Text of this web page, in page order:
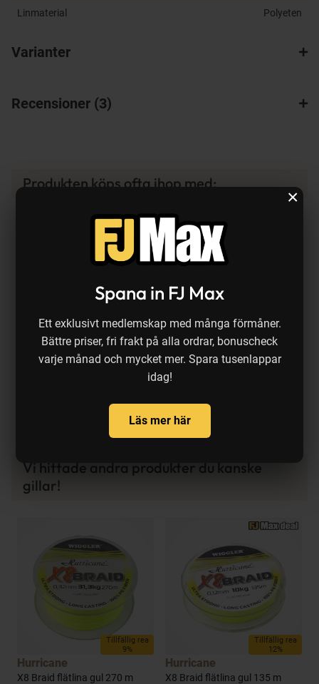
Spana in FJ Max
Ett exklusivt medlemskap med många förmåner.
Bättre priser, fri frakt på alla ordrar, bonuscheck
varje månad och mycket mer. Spara tusenlappar
idag!
Läs mer här
×
Håller färgen
100% PE-Fiber
Prisvärd
Linmaterial Polyeten
Varianter
Recensioner 3
Produkten köps ofta ihop med:
Tillfällig rea
15%
PENN
Tillfällig rea
19%
Daiwa
Tatula TWS 300HL
baitcastrulle vänstervevad
Vi hittade andra produkter du kanske
gillar!
Tillfällig rea
9%
Hurricane
X8 Braid flätlina gul 270 m
Tillfällig rea
12%
Hurricane
X8 Braid flätlina gul 135 m